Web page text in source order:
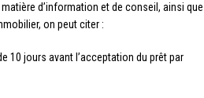
d’information et de conseil, ainsi que
on peut citer :
10 jours avant l’acceptation du prêt par